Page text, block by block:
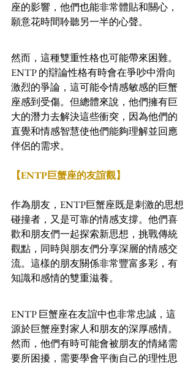
座的影響，他們也能非常體貼和關心，
願意花時間聆聽另一半的心聲。
然而，這種雙重性格也可能帶來困難。
ENTP 的辯論性格有時會在爭吵中滑向
激烈的爭論，這可能令情感敏感的巨蟹
座感到受傷。但總體來說，他們擁有巨
大的潛力去解決這些衝突，因為他們的
直覺和情感智慧使他們能夠理解並回應
伴侶的需求。
【ENTP巨蟹座的友誼觀】
作為朋友，ENTP巨蟹座既是刺激的思想
碰撞者，又是可靠的情感支撐。他們喜
歡和朋友們一起探索新思想，挑戰傳統
觀點，同時與朋友們分享深層的情感交
流。這樣的朋友關係非常豐富多彩，有
知識和感情的雙重滋養。
ENTP 巨蟹座在友誼中也非常忠誠，這
源於巨蟹座對家人和朋友的深厚感情。
然而，他們有時可能會被朋友的情緒需
要所困擾，需要學會平衡自己的理性思